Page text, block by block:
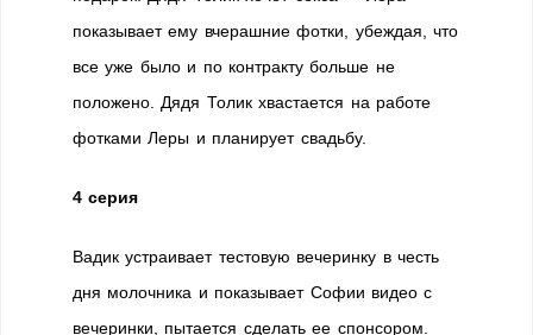
показывает ему вчерашние фотки, убеждая, что
все уже было и по контракту больше не
положено. Дядя Толик хвастается на работе
фотками Леры и планирует свадьбу.
4 серия
Вадик устраивает тестовую вечеринку в честь
дня молочника и показывает Софии видео с
вечеринки, пытается сделать ее спонсором.